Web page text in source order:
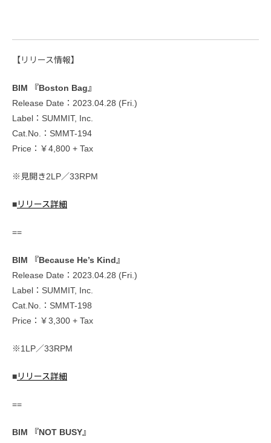
【リリース情報】
BIM 『Boston Bag』
Release Date：2023.04.28 (Fri.)
Label：SUMMIT, Inc.
Cat.No.：SMMT-194
Price：￥4,800 + Tax
※見開き2LP／33RPM
■リリース詳細
==
BIM 『Because He’s Kind』
Release Date：2023.04.28 (Fri.)
Label：SUMMIT, Inc.
Cat.No.：SMMT-198
Price：￥3,300 + Tax
※1LP／33RPM
■リリース詳細
==
BIM 『NOT BUSY』